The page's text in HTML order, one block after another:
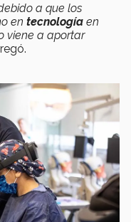
a que los
en tecnología en
viene a aportar